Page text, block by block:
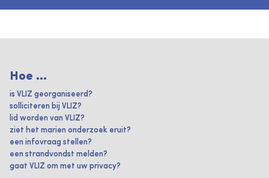
Hoe ...
is VLIZ georganiseerd?
solliciteren bij VLIZ?
lid worden van VLIZ?
ziet het marien onderzoek eruit?
een infovraag stellen?
een strandvondst melden?
gaat VLIZ om met uw privacy?